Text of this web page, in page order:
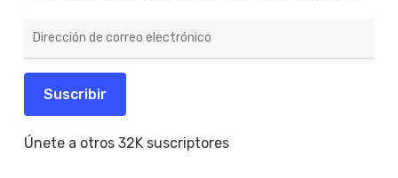
de
electrónico
Suscribir
Únete a otros 32K suscriptores